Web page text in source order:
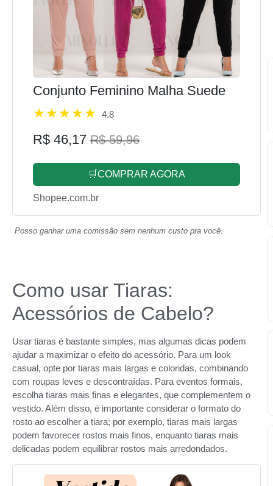
Conjunto Feminino Malha Suede
4.8
R$ 46,17 R$ 59,96
🛒COMPRAR AGORA
Shopee.com.br
Posso ganhar uma comissão sem nenhum custo pra você.
Como usar Tiaras:
Acessórios de Cabelo?
Usar tiaras é bastante simples, mas algumas dicas podem
ajudar a maximizar o efeito do acessório. Para um look
casual, opte por tiaras mais largas e coloridas, combinando
com roupas leves e descontraídas. Para eventos formais,
escolha tiaras mais finas e elegantes, que complementem o
vestido. Além disso, é importante considerar o formato do
rosto ao escolher a tiara; por exemplo, tiaras mais largas
podem favorecer rostos mais finos, enquanto tiaras mais
delicadas podem equilibrar rostos mais arredondados.